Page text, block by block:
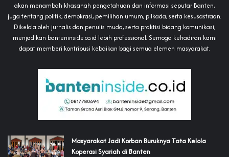
akan menambah khasanah pengetahuan dan informasi seputar Banten,
juga tentang politik, demokrasi, pemilihan umum, pilkada, serta kesusastraan.
Dikelola oleh jurnalis dan penulis muda, serta praktisi bidang komunikasi,
menjadikan banteninside.co.id lebih professional. Semoga kehadiran kami
dapat memberi kontribusi kebaikan bagi semua elemen masyarakat.
‎Masyarakat Jadi Korban Buruknya Tata Kelola
Koperasi Syariah di Banten